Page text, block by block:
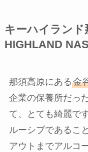
キーハイランド
HIGHLAND
那須高原にある金
企業の保養所だっ
て、とても綺麗で
ルーシブであるこ
アウトまでアルコ